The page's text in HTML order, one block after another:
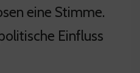
eine Stimme.
Einfluss